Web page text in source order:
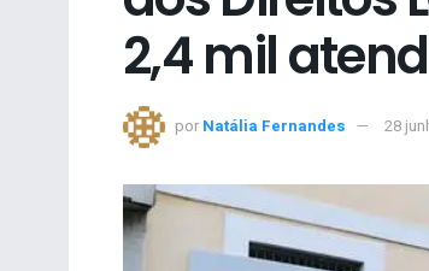
2,4 mil
por Natália Fernandes 28